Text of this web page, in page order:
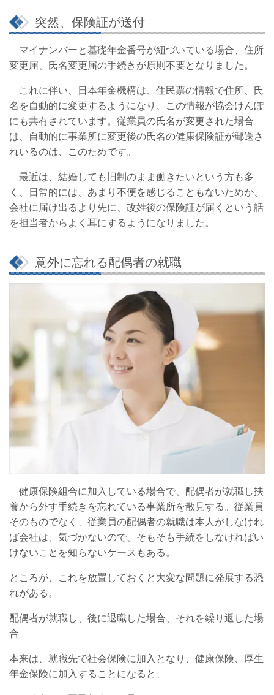
突然、保険証が送付
マイナンバーと基礎年金番号が紐づいている場合、住所
変更届、氏名変更届の手続きが原則不要となりました。
これに伴い、日本年金機構は、住民票の情報で住所、氏
名を自動的に変更するようになり、この情報が協会けんぽ
にも共有されています。従業員の氏名が変更された場合
は、自動的に事業所に変更後の氏名の健康保険証が郵送さ
れいるのは、このためです。
最近は、結婚しても旧制のまま働きたいという方も多
く、日常的には、あまり不便を感じることもないためか、
会社に届け出るより先に、改姓後の保険証が届くという話
を担当者からよく耳にするようになりました。
意外に忘れる配偶者の就職
健康保険組合に加入している場合で、配偶者が就職し扶
養から外す手続きを忘れている事業所を散見する。従業員
そのものでなく、従業員の配偶者の就職は本人がしなけれ
ば会社は、気づかないので、そもそも手続をしなければい
けないことを知らないケースもある。
ところが、これを放置しておくと大変な問題に発展する恐
れがある。
配偶者が就職し、後に退職した場合、それを繰り返した場
合
本来は、就職先で社会保険に加入となり、健康保険、厚生
年金保険に加入することになると、